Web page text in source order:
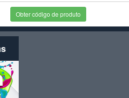
Obter código de produto